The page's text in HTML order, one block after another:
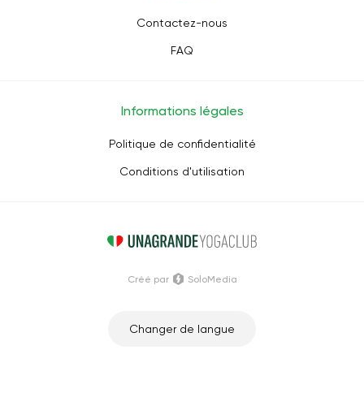
Contactez-nous
FAQ
Informations légales
Politique de confidentialité
Conditions d'utilisation
Changer de langue
Créé par SoloMedia